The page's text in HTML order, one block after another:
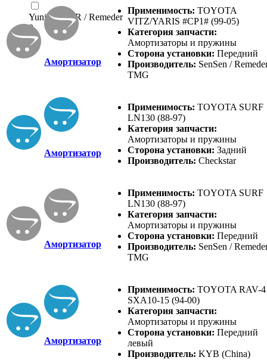
Yuniko / SRR / Remeder
0
Амортизатор
Применимость: TOYOTA
VITZ/YARIS #CP1# (99-05)
Категория запчасти:
Амортизаторы и пружины
Сторона установки: Передний
Производитель: SenSen /
TMG
Амортизатор
Применимость: TOYOTA SURF
LN130 (88-97)
Категория запчасти:
Амортизаторы и пружины
Сторона установки: Задний
Производитель: Checkstar
Амортизатор
Применимость: TOYOTA SURF
LN130 (88-97)
Категория запчасти:
Амортизаторы и пружины
Сторона установки: Передний
Производитель: SenSen /
TMG
Амортизатор
Применимость: TOYOTA RAV-4
SXA10-15 (94-00)
Категория запчасти:
Амортизаторы и пружины
Сторона установки: Передний
левый
Производитель: KYB (China)